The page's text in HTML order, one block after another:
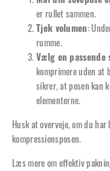
er rullet sammen.
Tjek volumen :
rumme.
Vælg en passende
komprimere uden at
sikrer, at posen kan
elementerne.
Husk at overveje, om du
kompressionsposen.
Læs mere om effektiv